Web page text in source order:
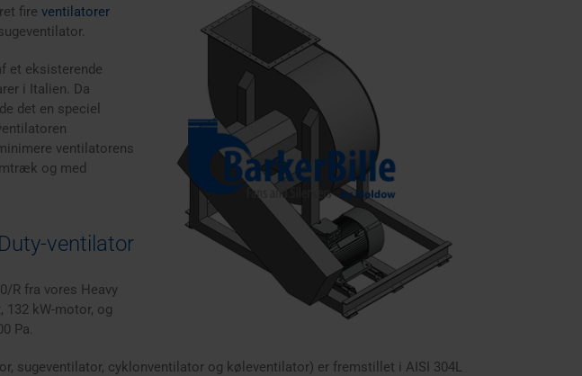
fire ventilatorer
et eksisterende
i Italien. Da
det en speciel
ventilatorens
og med
ventilator
R fra vores Heavy
132 kW-motor, og
Pa.
sugeventilator, cyklonventilator og køleventilator) er fremstillet i AISI 304L